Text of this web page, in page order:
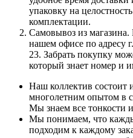
упаковку на
комплектации.
Самовывоз из магазина.
нашем офисе по адресу
23. Забрать покупку
который знает номер и
Наш коллектив состоит
многолетним опытом в
Мы знаем все тонкости
Мы понимаем, что
подходим к каждому